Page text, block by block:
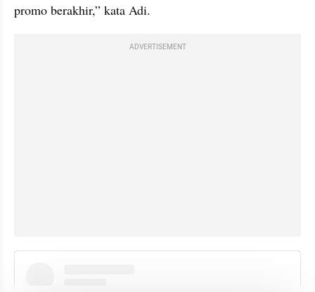
promo berakhir,” kata Adi.
ADVERTISEMENT